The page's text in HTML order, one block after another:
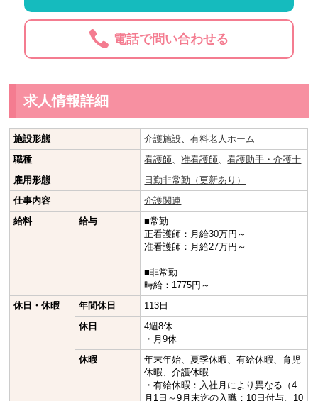
電話で問い合わせる
求人情報詳細
施設形態 介護施設 、有料老人ホーム
職種
看護師 、准看護師 、看護助手・介護士
雇用形態
日勤非常勤（更新あり）
仕事内容
介護関連
給料
給与
■常勤
正看護師：月給30万円～
准看護師：月給27万円～
■非常勤
時給：1775円～
休日・休暇
年間休日
113日
休日
4週8休
・月9休
休暇
年末年始、夏季休暇、有給休暇、育児
休暇、介護休暇
・有給休暇：入社月により異なる（4
月1日～9月末迄の入職：10日付与、10